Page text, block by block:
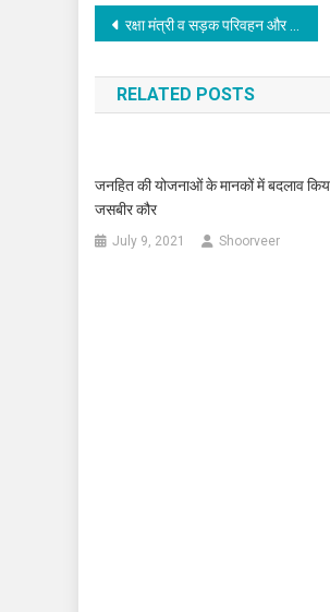
Post
navigation
रक्षा मंत्री व सड़क परिवहन और राजमार्ग मंत्री वायुसेना के विमानों की आपातकालीन लैंडिंग सुविधा का उद्घाटन करेंगे
RELATED POSTS
जनहित की योजनाओं के मानकों में बदलाव
जसबीर कौर
July 9, 2021 Shoorveer